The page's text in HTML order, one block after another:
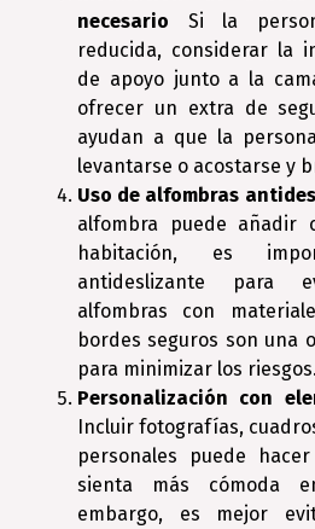
necesario Si la
reducida, considerar la
de apoyo junto a la
ofrecer un extra de
ayudan a que la
levantarse o acostarse y
Uso de alfombras
alfombra puede añadir
habitación, es
antideslizante para
alfombras con
bordes seguros son una
para minimizar los riesgos.
Personalización con
Incluir fotografías,
personales puede
sienta más cómoda
embargo, es mejor